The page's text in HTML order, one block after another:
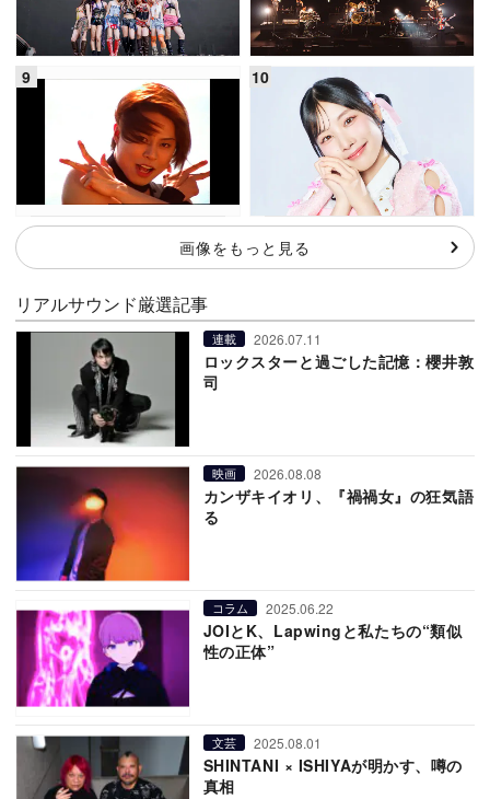
画像をもっと見る
リアルサウンド厳選記事
連載 2026.07.11
ロックスターと過ごした記憶：櫻井敦
司
映画 2026.08.08
カンザキイオリ、『禍禍女』の狂気語
る
コラム 2025.06.22
JOIとK、Lapwingと私たちの“類似
性の正体”
文芸 2025.08.01
SHINTANI × ISHIYAが明かす、噂の
真相